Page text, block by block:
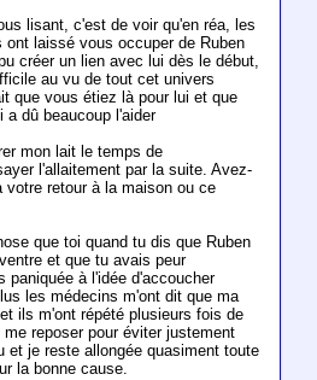
lisant, c'est de voir qu'en réa, les
laissé vous occuper de Ruben
créer un lien avec lui dès le début,
au vu de tout cet univers
que vous étiez là pour lui et que
dû beaucoup l'aider
mon lait le temps de
l'allaitement par la suite. Avez-
votre retour à la maison ou ce
que toi quand tu dis que Ruben
et que tu avais peur
paniquée à l'idée d'accoucher
les médecins m'ont dit que ma
ils m'ont répété plusieurs fois de
reposer pour éviter justement
et je reste allongée quasiment toute
la bonne cause.